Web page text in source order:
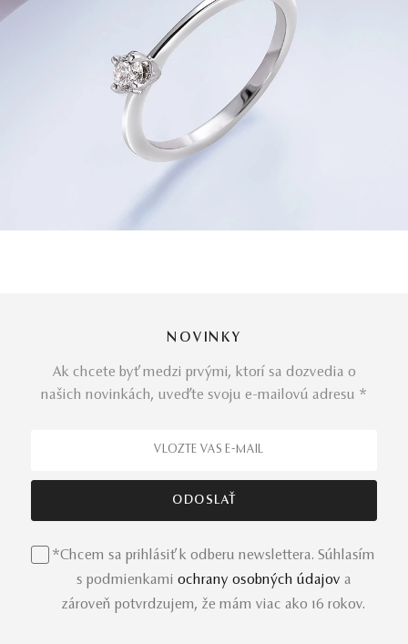
NOVINKY
Ak chcete byť medzi prvými, ktorí sa dozvedia o
našich novinkách, uveďte svoju e-mailovú adresu *
*Chcem sa prihlásiť k odberu newslettera. Súhlasím
s podmienkami ochrany osobných údajov a
zároveň potvrdzujem, že mám viac ako 16 rokov.